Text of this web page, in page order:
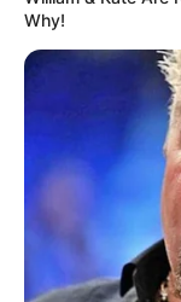
4. Dalam
Why!